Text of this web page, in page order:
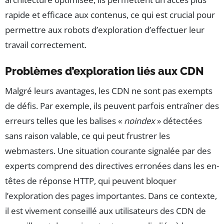
rapide et efficace aux contenus, ce qui est crucial pour
permettre aux robots d’exploration d’effectuer leur
travail correctement.
Problèmes d’exploration liés aux CDN
Malgré leurs avantages, les CDN ne sont pas exempts
de défis. Par exemple, ils peuvent parfois entraîner des
erreurs telles que les balises « noindex» détectées
sans raison valable, ce qui peut frustrer les
webmasters. Une situation courante signalée par des
experts comprend des directives erronées dans les en-
têtes de réponse HTTP, qui peuvent bloquer
l’exploration des pages importantes. Dans ce contexte,
il est vivement conseillé aux utilisateurs des CDN de